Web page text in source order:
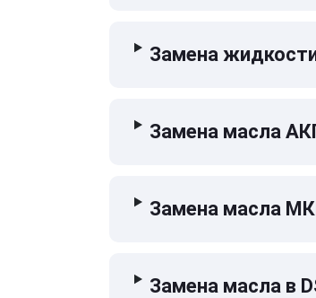
Замена
Замена масла
Замена масла
Замена масла в